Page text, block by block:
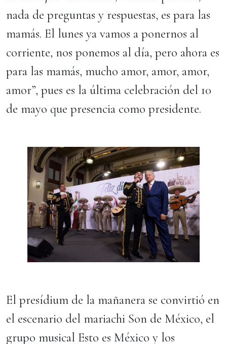
nada de preguntas y respuestas, es para las
mamás. El lunes ya vamos a ponernos al
corriente, nos ponemos al día, pero ahora es
para las mamás, mucho amor, amor, amor,
amor”, pues es la última celebración del 10
de mayo que presencia como presidente.
El presídium de la mañanera se convirtió en
el escenario del mariachi Son de México, el
grupo musical Esto es México y los